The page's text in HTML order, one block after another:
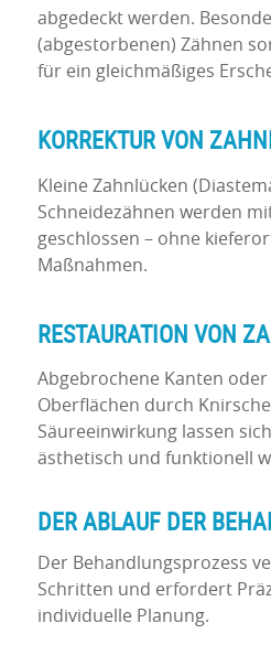
abgedeckt werden.
(abgestorbenen) Zähnen
für ein gleichmäßiges
KORREKTUR VON
Kleine Zahnlücken
Schneidezähnen werden
geschlossen – ohne
Maßnahmen.
RESTAURATION VON
Abgebrochene Kanten
Oberflächen durch
Säureeinwirkung lassen
ästhetisch und funktionell
DERABLAUF DER
Der Behandlungsprozess
Schritten und erfordert
individuelle Planung.